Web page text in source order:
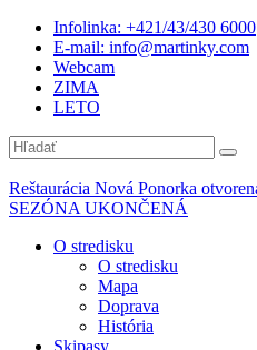
Infolinka: +421/43/430 6000
E-mail: info@martinky.com
Webcam
ZIMA
LETO
Reštaurácia Nová Ponorka
SEZÓNA UKONČENÁ
O stredisku
O stredisku
Mapa
Doprava
História
Skipasy